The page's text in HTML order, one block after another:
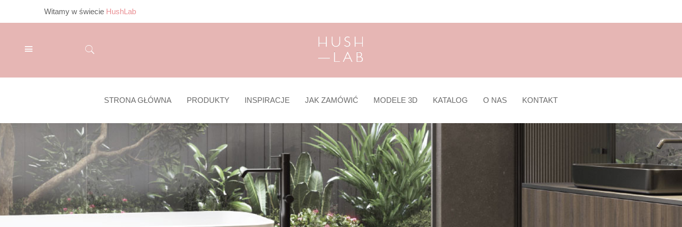
Witamy w świecie HushLab
STRONA GŁÓWNA PRODUKTY INSPIRACJE JAK ZAMÓWIĆ MODELE 3D KATALOG O NAS KONTAKT